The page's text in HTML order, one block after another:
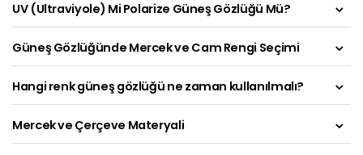
UV (Ultraviyole) Mi Polarize Güneş Gözlüğü Mü?
Güneş Gözlüğünde Mercek ve Cam Rengi Seçimi
Hangi renk güneş gözlüğü ne zaman kullanılmalı?
Mercek ve Çerçeve Materyali